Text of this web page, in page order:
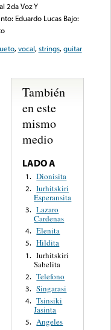
2da Voz Y
Eduardo Lucas Bajo:
,vocal,strings,guitar
También
en este
mismo
medio
LADO A
1. Dionisita
2. Iurhitskiri
Esperansita
3. Lazaro
Cardenas
4. Elenita
5. Hildita
1. Iurhitskiri
Sabelita
2. Telefono
3. Singarasi
4. Tsinsiki
Jasinta
5. Angeles